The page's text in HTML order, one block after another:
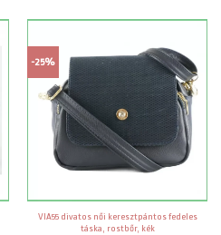
-25%
VIA55 divatos női keresztpántos fedeles
táska, rostbőr, kék